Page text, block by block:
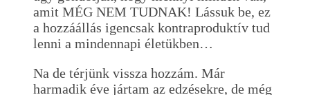
amit MÉG NEM TUDNAK! Lássuk be, ez
a hozzáállás igencsak kontraproduktív tud
lenni a mindennapi életükben…
Na de térjünk vissza hozzám. Már
harmadik éve jártam az edzésekre, de még